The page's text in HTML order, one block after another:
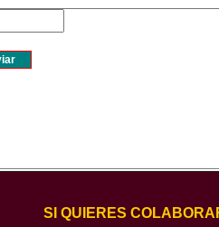
SI QUIERES